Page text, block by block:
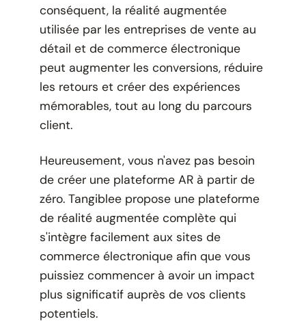
conséquent, la réalité augmentée
utilisée par les entreprises de vente au
détail et de commerce électronique
peut augmenter les conversions, réduire
les retours et créer des expériences
mémorables, tout au long du parcours
client.
Heureusement, vous n'avez pas besoin
de créer une plateforme AR à partir de
zéro. Tangiblee propose une plateforme
de réalité augmentée complète qui
s'intègre facilement aux sites de
commerce électronique afin que vous
puissiez commencer à avoir un impact
plus significatif auprès de vos clients
potentiels.